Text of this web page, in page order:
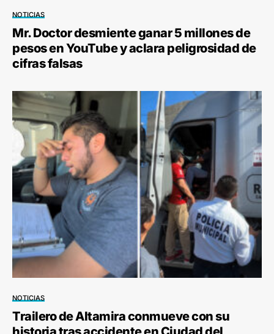
NOTICIAS
Mr. Doctor desmiente ganar 5 millones de
pesos en YouTube y aclara peligrosidad de
cifras falsas
NOTICIAS
Trailero de Altamira conmueve con su